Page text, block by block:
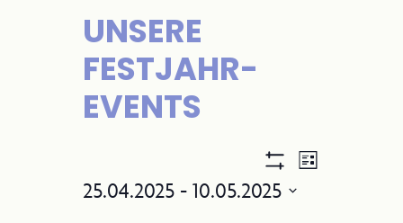
UNSERE
FESTJAHR-
EVENTS
A
nAnzeigen
V
Liste
25.04.2025 - 10.05.2025